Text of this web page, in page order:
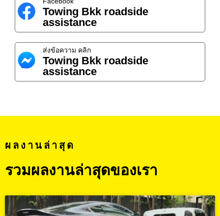
Towing Bkk roadside
assistance
ส่งข้อความ คลิก
Towing Bkk roadside
assistance
ผลงานล่าสุด
รวมผลงานล่าสุดของเรา